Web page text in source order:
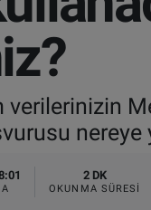
nereye
2 DK
OKUNMA SÜRESI